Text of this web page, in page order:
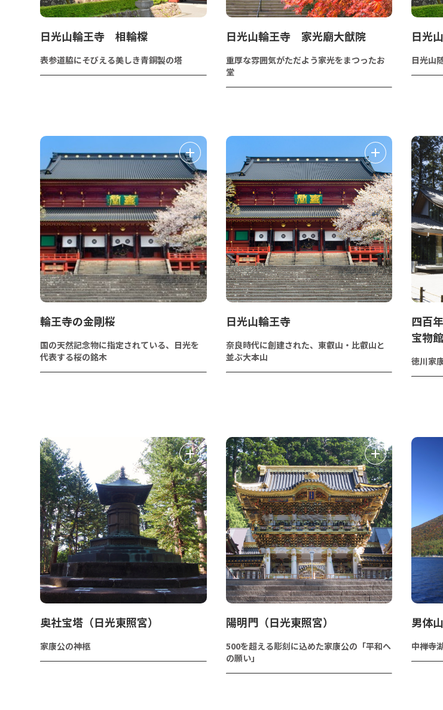
日光山輪王寺 相輪橖
表参道脇にそびえる美しき青銅製の塔
日光山輪王寺 家光廟大猷院
重厚な雰囲気がただよう家光をまつったお
堂
日光
日光山
輪王寺の金剛桜
国の天然記念物に指定されている、日光を
代表する桜の銘木
日光山輪王寺
奈良時代に創建された、東叡山・比叡山と
並ぶ大本山
四百
宝物
徳川家
奥社宝塔（日光東照宮）
家康公の神柩
陽明門（日光東照宮）
500を超える彫刻に込めた家康公の「平和へ
の願い」
男体山
中禅寺